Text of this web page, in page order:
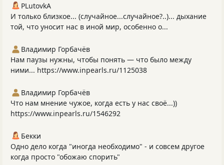
PLutоvkА
И только близкое... (случайное...случайное?..)... дыхание
той, что уносит нас в иной мир, особенно о...
Владимир Горбачёв
Нам паузы нужны, чтобы понять — что было между
ними... https://www.inpearls.ru/1125038
Владимир Горбачёв
Что нам мнение чужое, когда есть у нас своё...))
https://www.inpearls.ru/1546292
Бекки
Одно дело когда "иногда необходимо" - и совсем другое
когда просто "обожаю спорить"